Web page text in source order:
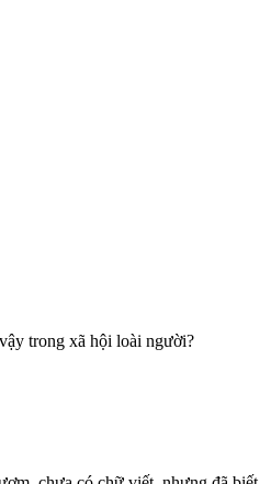
trong xã hội loài người?